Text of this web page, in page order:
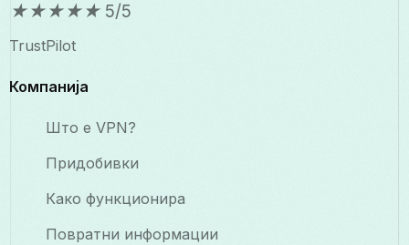
★★★★★ 5/5
TrustPilot
Компанија
Што е VPN?
Придобивки
Како функционира
Повратни информации